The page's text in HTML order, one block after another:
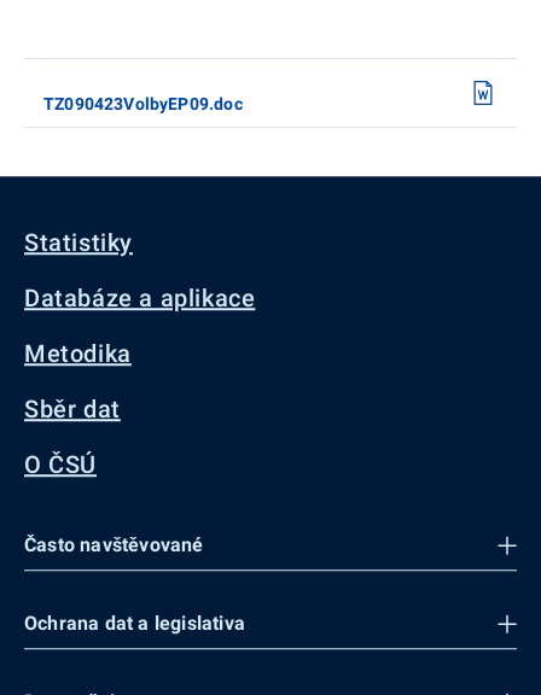
TZ090423VolbyEP09.doc
Statistiky
Databáze a aplikace
Metodika
Sběr dat
O ČSÚ
Často navštěvované
Ochrana dat a legislativa